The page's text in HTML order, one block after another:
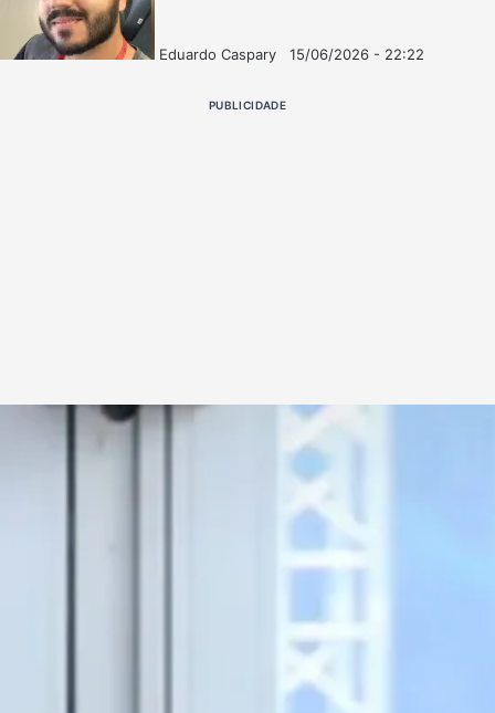
Eduardo Caspary
Xe-
15/06/2026 - 22:22
PUBLICIDADE